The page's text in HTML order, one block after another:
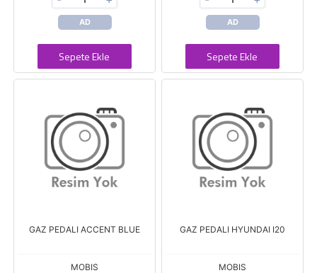
AD
Sepete Ekle
AD
Sepete Ekle
GAZ PEDALI ACCENT BLUE
MOBIS
GAZ PEDALI HYUNDAI I20
MOBIS